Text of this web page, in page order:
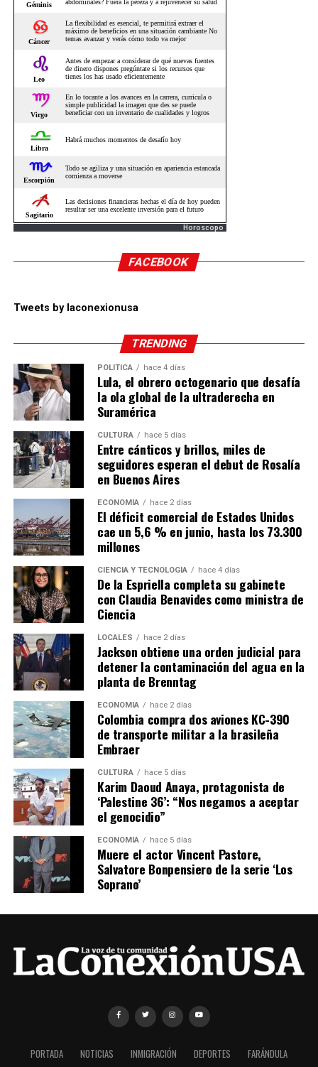
Horoscopo
FACEBOOK
Tweets by laconexionusa
TRENDING
POLÍTICA hace 4 días
Lula, el obrero octogenario que desafía
la ola global de la ultraderecha en
Suramérica
CULTURA hace 5 días
Entre cánticos y brillos, miles de
seguidores esperan el debut de Rosalía
en Buenos Aires
ECONOMÍA hace 2 días
El déficit comercial de Estados Unidos
cae un 5,6 % en junio, hasta los 73.300
millones
CIENCIA Y TECNOLOGÍA hace 4 días
De la Espriella completa su gabinete
con Claudia Benavides como ministra de
Ciencia
LOCALES hace 2 días
Jackson obtiene una orden judicial para
detener la contaminación del agua en la
planta de Brenntag
ECONOMÍA hace 2 días
Colombia compra dos aviones KC-390
de transporte militar a la brasileña
Embraer
CULTURA hace 5 días
Karim Daoud Anaya, protagonista de
‘Palestine 36’: “Nos negamos a aceptar
el genocidio”
ECONOMÍA hace 5 días
Muere el actor Vincent Pastore,
Salvatore Bonpensiero de la serie ‘Los
Soprano’
PORTADA NOTICIAS INMIGRACIÓN DEPORTES
FARÁNDULA